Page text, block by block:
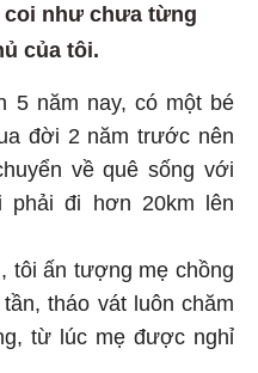
như chưa từng
của tôi.
5 năm nay, có một bé
đời 2 năm trước nên
về quê sống với
phải đi hơn 20km lên
tôi ấn tượng mẹ chồng
tháo vát luôn chăm
từ lúc mẹ được nghỉ